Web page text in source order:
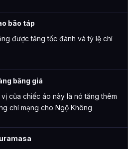
bão táp
được tăng tốc đánh và tỷ lệ chí
băng giá
của chiếc áo này là nó tăng thêm
chí mạng cho Ngộ Không